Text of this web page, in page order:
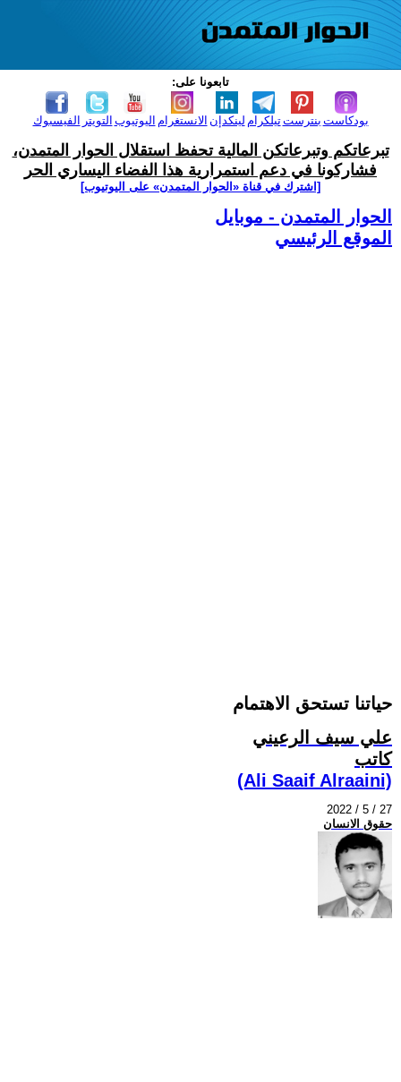
تابعونا على:
الفيسبوك التويتر اليوتيوب الانستغرام لينكدإن تيلكرامبنترست بودكاست
تبرعاتكم وتبرعاتكن المالية تحفظ استقلال الحوار المتمدن،
فشاركونا في دعم استمرارية هذا الفضاء اليساري الحر
[اشترك في قناة ‫«الحوار المتمدن» على اليوتيوب]
الحوار المتمدن - موبايل
الموقع الرئيسي
حياتنا تستحق الاهتمام
علي سيف الرعيني
كاتب
(Ali Saaif Alraaini)
2022 / 5 / 27
حقوق الانسان